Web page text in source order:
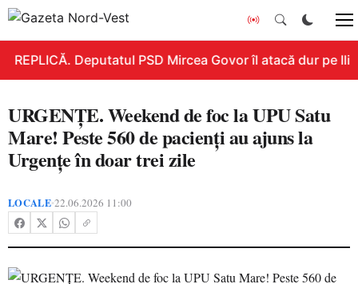
REPLICĂ. Deputatul PSD Mircea Govor îl atacă dur pe
URGENȚE. Weekend de foc la UPU Satu
Mare! Peste 560 de pacienți au ajuns la
Urgențe în doar trei zile
LOCALE•22.06.2026 11:00